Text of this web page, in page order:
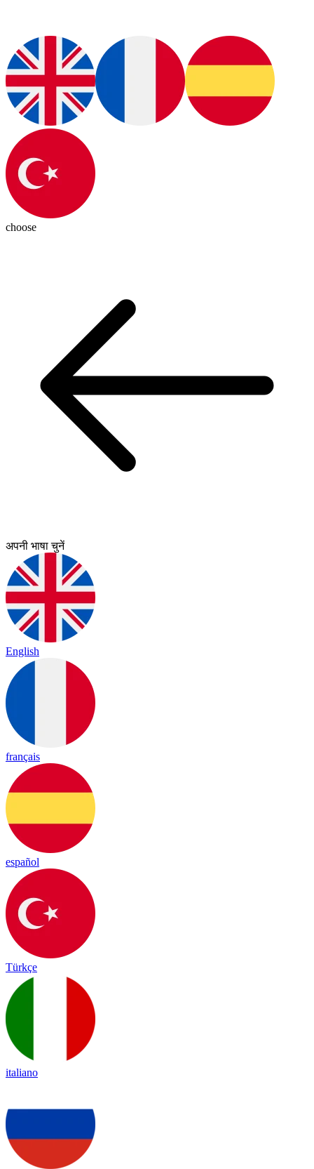
choose
अपनी भाषा चुनें
English
français
español
Türkçe
italiano